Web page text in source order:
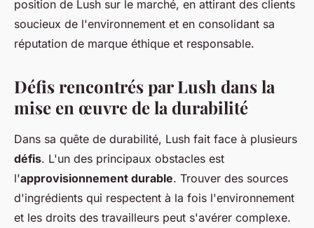
position de Lush sur le marché, en attirant des clients
soucieux de l'environnement et en consolidant sa
réputation de marque éthique et responsable.
Défis rencontrés par Lush dans la
mise en œuvre de la durabilité
Dans sa quête de durabilité, Lush fait face à plusieurs
défis. L'un des principaux obstacles est
l'approvisionnement durable. Trouver des sources
d'ingrédients qui respectent à la fois l'environnement
et les droits des travailleurs peut s'avérer complexe.